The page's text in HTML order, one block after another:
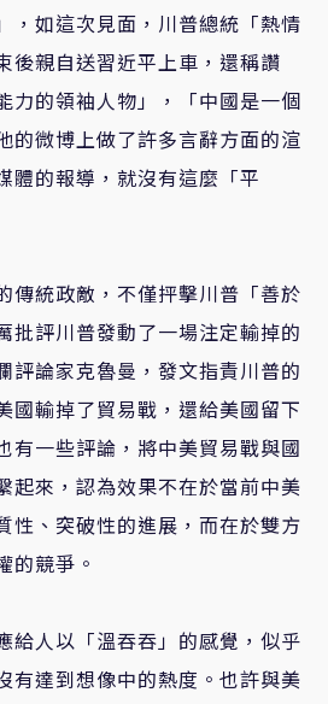
，如這次見面，川普總統「熱情
後親自送習近平上車，還稱讚
力的領袖人物」，「中國是一個
的微博上做了許多言辭方面的渲
體的報導，就沒有這麼「平
傳統政敵，不僅抨擊川普「善於
批評川普發動了一場注定輸掉的
評論家克魯曼，發文指責川普的
國輸掉了貿易戰，還給美國留下
有一些評論，將中美貿易戰與國
起來，認為效果不在於當前中美
性、突破性的進展，而在於雙方
的競爭。
給人以「溫吞吞」的感覺，似乎
有達到想像中的熱度。也許與美